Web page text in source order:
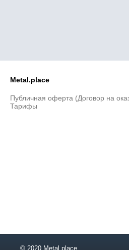
Metal.place
Публичная оферта (Договор на
Тарифы
© 2020 Metal.place